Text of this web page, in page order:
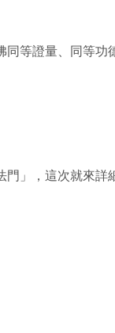
等證量、同等
」，這次就來詳